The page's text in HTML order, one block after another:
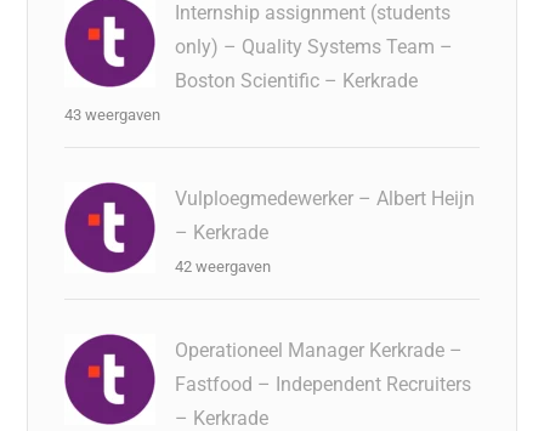
Internship assignment (students
only) – Quality Systems Team –
Boston Scientific – Kerkrade
43 weergaven
Vulploegmedewerker – Albert Heijn
– Kerkrade
42 weergaven
Operationeel Manager Kerkrade –
Fastfood – Independent Recruiters
– Kerkrade